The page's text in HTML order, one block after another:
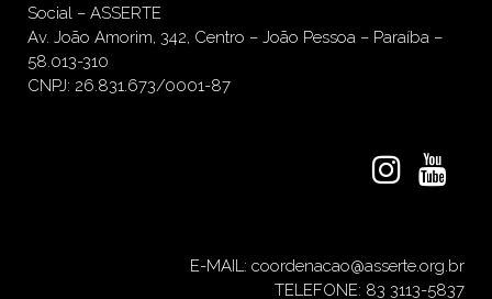
Social – ASSERTE
Av. João Amorim, 342, Centro – João Pessoa – Paraíba –
58.013-310
CNPJ: 26.831.673/0001-87
E-MAIL: coordenacao@asserte.org.br
TELEFONE: 83 3113-5837